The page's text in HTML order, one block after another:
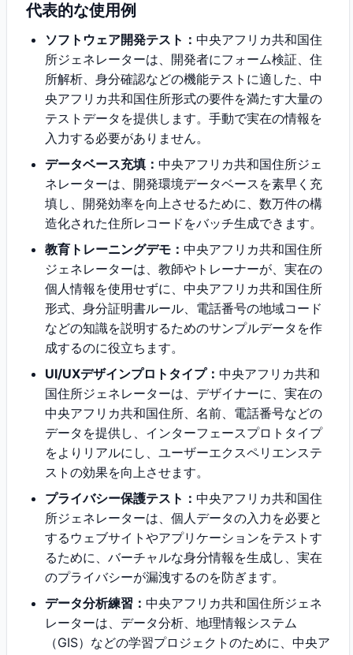
代表的な使用例
ソフトウェア開発テスト： 中央アフリカ共和国住
所ジェネレーターは、開発者にフォーム検証、住
所解析、身分確認などの機能テストに適した、中
央アフリカ共和国住所形式の要件を満たす大量の
テストデータを提供します。手動で実在の情報を
入力する必要がありません。
データベース充填： 中央アフリカ共和国住所ジェ
ネレーターは、開発環境データベースを素早く充
填し、開発効率を向上させるために、数万件の構
造化された住所レコードをバッチ生成できます。
教育トレーニングデモ： 中央アフリカ共和国住所
ジェネレーターは、教師やトレーナーが、実在の
個人情報を使用せずに、中央アフリカ共和国住所
形式、身分証明書ルール、電話番号の地域コード
などの知識を説明するためのサンプルデータを作
成するのに役立ちます。
UI/UXデザインプロトタイプ： 中央アフリカ共和
国住所ジェネレーターは、デザイナーに、実在の
中央アフリカ共和国住所、名前、電話番号などの
データを提供し、インターフェースプロトタイプ
をよりリアルにし、ユーザーエクスペリエンステ
ストの効果を向上させます。
プライバシー保護テスト： 中央アフリカ共和国住
所ジェネレーターは、個人データの入力を必要と
するウェブサイトやアプリケーションをテストす
るために、バーチャルな身分情報を生成し、実在
のプライバシーが漏洩するのを防ぎます。
データ分析練習： 中央アフリカ共和国住所ジェネ
レーターは、データ分析、地理情報システム
（GIS）などの学習プロジェクトのために、中央ア